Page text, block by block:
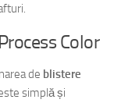
Color
de blistere
simplă și